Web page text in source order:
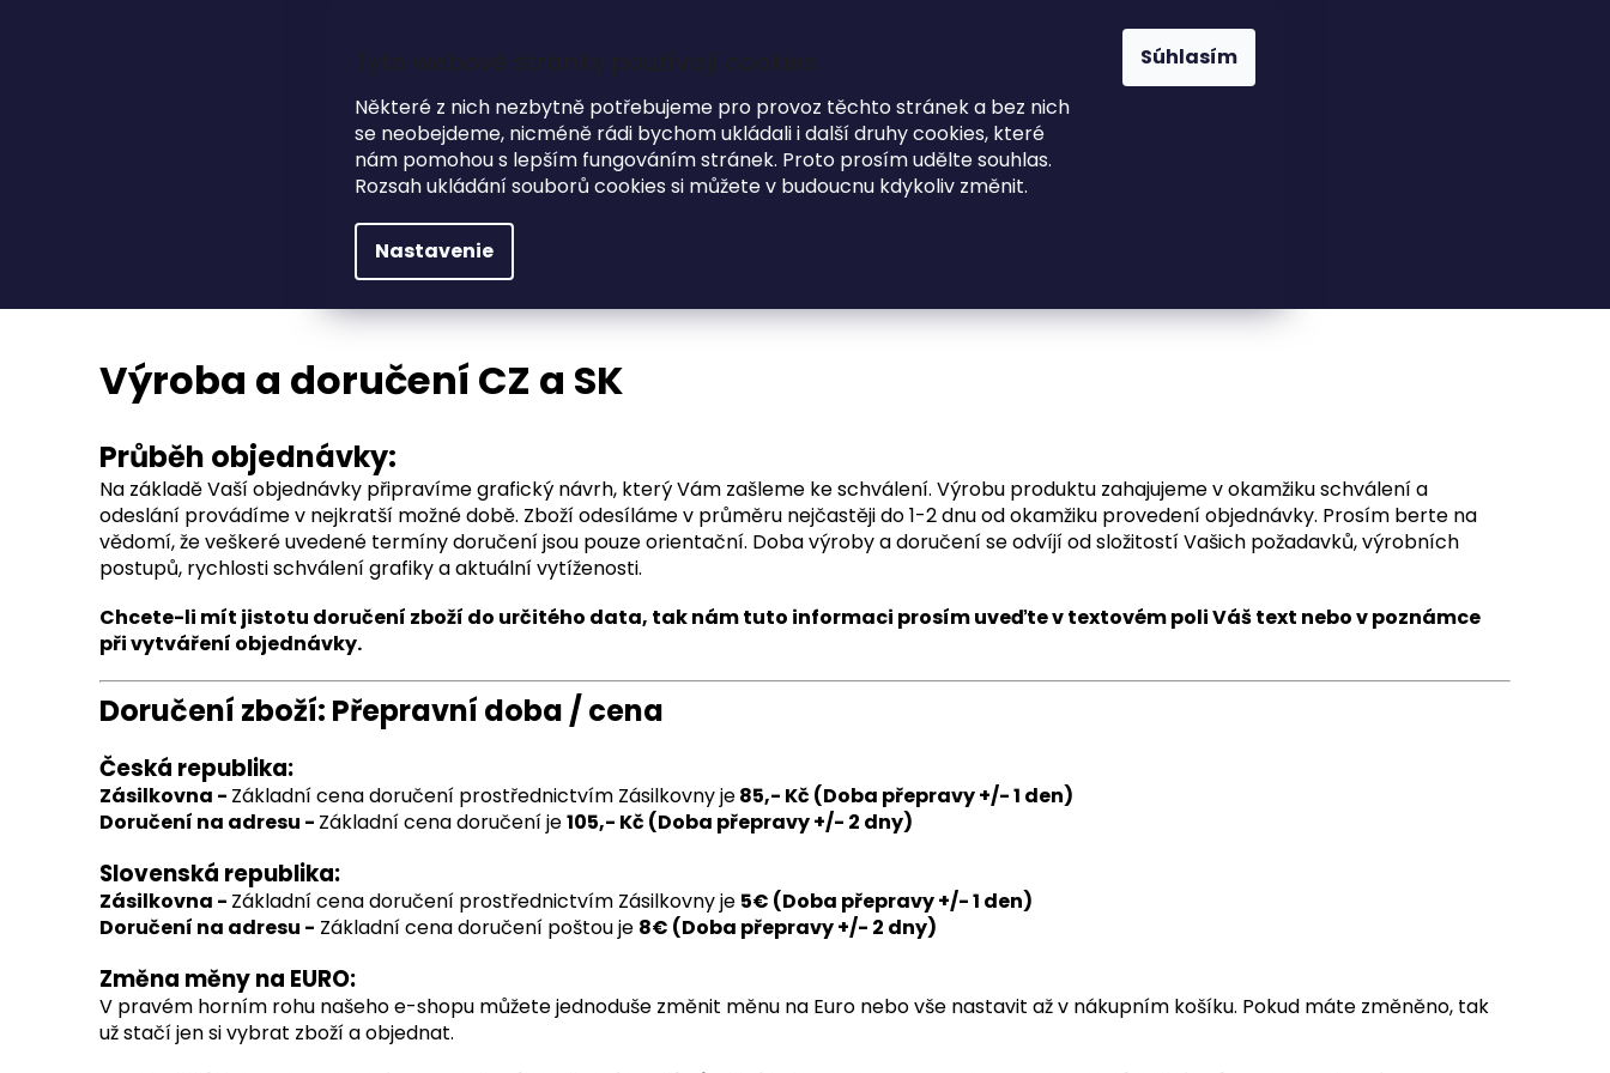
Tyto webové stránky používají cookies
Některé z nich nezbytně potřebujeme pro provoz těchto stránek a bez nich
se neobejdeme, nicméně rádi bychom ukládali i další druhy cookies, které
nám pomohou s lepším fungováním stránek. Proto prosím udělte souhlas.
Rozsah ukládání souborů cookies si můžete v budoucnu kdykoliv změnit.
Nastavenie
Súhlasím
723816110
HĽADAŤ
O NÁS
Výroba a doručení CZ a SK
Výroba a doručení CZ a SK
Průběh objednávky:
Na základě Vaší objednávky připravíme grafický návrh, který Vám zašleme ke schválení. Výrobu produktu zahajujeme v okamžiku schválení a
odeslání provádíme v nejkratší možné době. Zboží odesíláme v průměru nejčastěji do 1-2 dnu od okamžiku provedení objednávky. Prosím berte na
vědomí, že veškeré uvedené termíny doručení jsou pouze orientační. Doba výroby a doručení se odvíjí od složitostí Vašich požadavků, výrobních
postupů, rychlosti schválení grafiky a aktuální vytíženosti.
Chcete-li mít jistotu doručení zboží do určitého data, tak nám tuto informaci prosím uveďte v textovém poli Váš text nebo v poznámce
při vytváření objednávky.
Doručení zboží: Přepravní doba / cena
Česká republika:
Zásilkovna - Základní cena doručení prostřednictvím Zásilkovny je85,- Kč (Doba přepravy +/- 1 den)
Doručení na adresu - Základní cena doručení je105,- Kč (Doba přepravy +/- 2 dny)
Slovenská republika:
Zásilkovna - Základní cena doručení prostřednictvím Zásilkovny je 5€ (Doba přepravy +/- 1 den)
Doručení na adresu - Základní cena doručení poštou je 8€ (Doba přepravy +/- 2 dny)
Změna měny na EURO:
V pravém horním rohu našeho e-shopu můžete jednoduše změnit měnu na Euro nebo vše nastavit až v nákupním košíku. Pokud máte změněno, tak
už stačí jen si vybrat zboží a objednat.